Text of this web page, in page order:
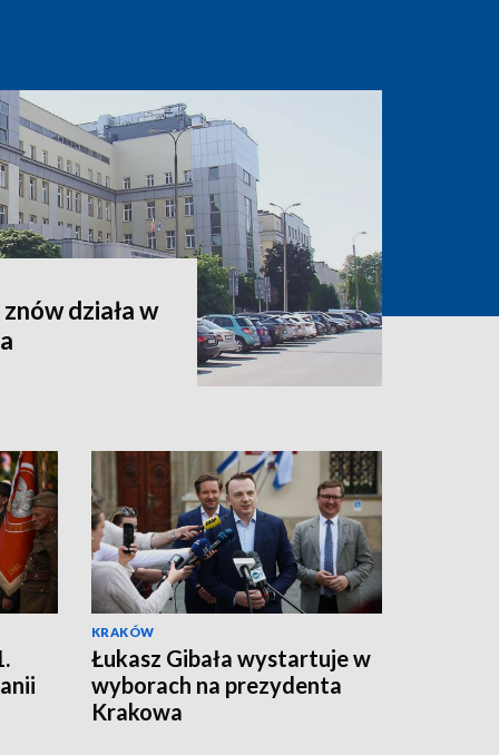
działa w
KRAKÓW
Łukasz Gibała wystartuje w
wyborach na prezydenta
Krakowa